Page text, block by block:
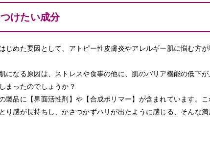
けたい成分
じめた要因として、アトピー性皮膚炎やアレルギー肌に悩む方
になる原因は、ストレスや食事の他に、肌のバリア機能の低下
まったのでしょうか？
製品に【界面活性剤】や【合成ポリマー】が含まれています。
り感が長持ちし、かさつかずハリが出たように感じる、そんな